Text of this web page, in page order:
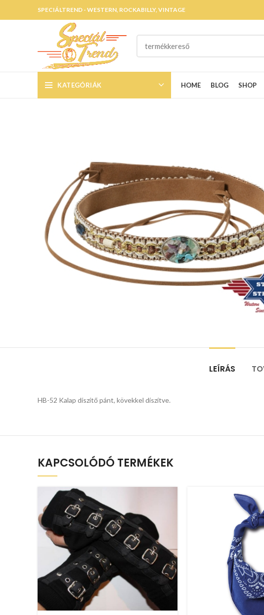
SPECIÁLTREND - WESTERN, ROCKABILLY, VINTAGE
KATEGÓRIÁK HOME BLOG SHOP
LEÍRÁS
HB-52 Kalap díszítő pánt, kövekkel díszítve.
KAPCSOLÓDÓ TERMÉKEK